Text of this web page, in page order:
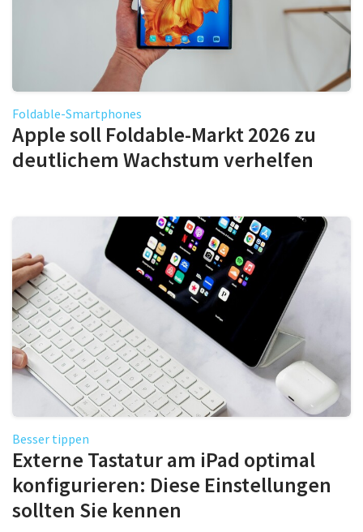
Foldable-Smartphones
Apple soll Foldable-Markt 2026 zu
deutlichem Wachstum verhelfen
Besser tippen
Externe Tastatur am iPad optimal
konfigurieren: Diese Einstellungen
sollten Sie kennen